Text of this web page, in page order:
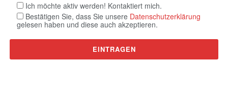
Ich möchte aktiv werden! Kontaktiert mich.
Bestätigen Sie, dass Sie unsere Datenschutzerklärung
gelesen haben und diese auch akzeptieren.